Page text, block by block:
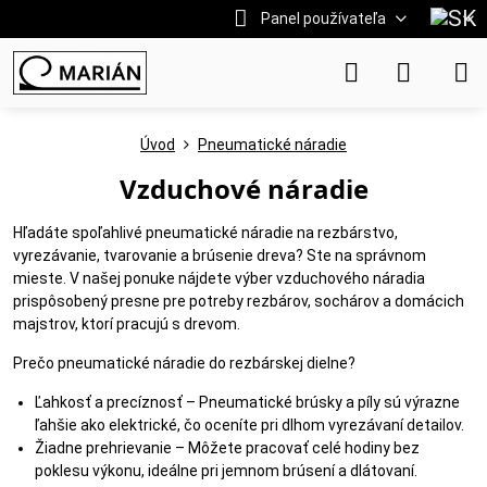
Panel používateľa
Úvod Pneumatické náradie
Vzduchové náradie
Hľadáte spoľahlivé pneumatické náradie na rezbárstvo,
vyrezávanie, tvarovanie a brúsenie dreva? Ste na správnom
mieste. V našej ponuke nájdete výber vzduchového náradia
prispôsobený presne pre potreby rezbárov, sochárov a domácich
majstrov, ktorí pracujú s drevom.
Prečo pneumatické náradie do rezbárskej dielne?
Ľahkosť a precíznosť – Pneumatické brúsky a píly sú výrazne
ľahšie ako elektrické, čo oceníte pri dlhom vyrezávaní detailov.
Žiadne prehrievanie – Môžete pracovať celé hodiny bez
poklesu výkonu, ideálne pri jemnom brúsení a dlátovaní.